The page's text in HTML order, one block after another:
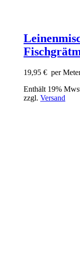
19,95 € per
Enthält 19%
zzgl. Versand